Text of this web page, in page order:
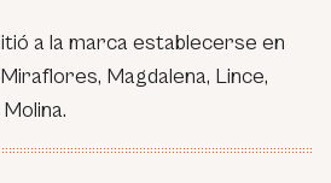
a la marca establecerse en
Magdalena, Lince,